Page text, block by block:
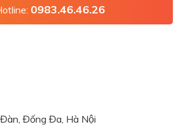
0983.46.46.26
Đống Đa, Hà Nội